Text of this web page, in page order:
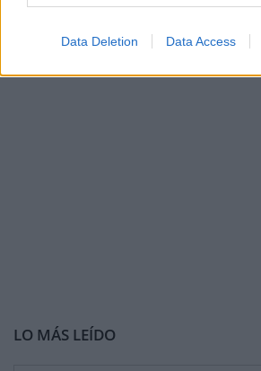
Data Deletion Data Access
LO MÁS LEÍDO